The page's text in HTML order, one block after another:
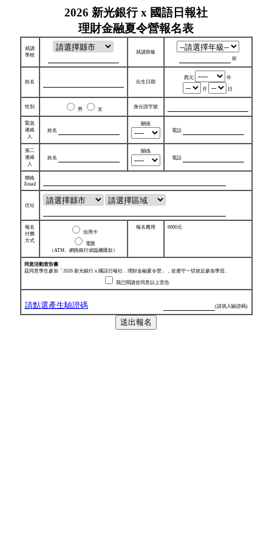
2026 新光銀行 x 國語日報社
理財金融夏令營報名表
就讀
學校
就讀班級
班
姓名 出生日期
西元 年
月 日
性別 男 女 身分證字號
緊急
連絡
人
姓名
關係
電話
第二
連絡
人
姓名
關係
電話
聯絡
Email
住址
報名
付費
方式
信用卡
電匯
（ATM、網路銀行或臨櫃匯款）
報名費用 9000元
同意活動宣告書
茲同意學生參加「2026 新光銀行 x 國語日報社．理財金融夏令營」，並遵守一切規定參加學習。
我已閱讀並同意以上宣告
請點選產生驗證碼 (請填入驗證碼)